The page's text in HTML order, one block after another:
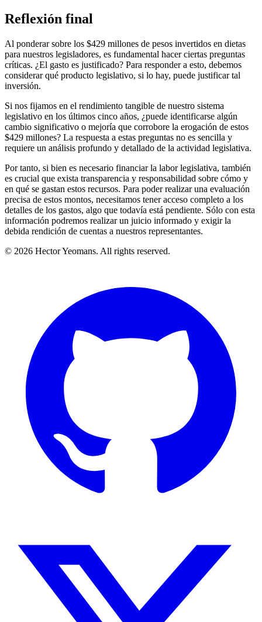
Reflexión final
Al ponderar sobre los $429 millones de pesos invertidos en dietas
para nuestros legisladores, es fundamental hacer ciertas preguntas
críticas. ¿El gasto es justificado? Para responder a esto, debemos
considerar qué producto legislativo, si lo hay, puede justificar tal
inversión.
Si nos fijamos en el rendimiento tangible de nuestro sistema
legislativo en los últimos cinco años, ¿puede identificarse algún
cambio significativo o mejoría que corrobore la erogación de estos
$429 millones? La respuesta a estas preguntas no es sencilla y
requiere un análisis profundo y detallado de la actividad legislativa.
Por tanto, si bien es necesario financiar la labor legislativa, también
es crucial que exista transparencia y responsabilidad sobre cómo y
en qué se gastan estos recursos. Para poder realizar una evaluación
precisa de estos montos, necesitamos tener acceso completo a los
detalles de los gastos, algo que todavía está pendiente. Sólo con esta
información podremos realizar un juicio informado y exigir la
debida rendición de cuentas a nuestros representantes.
© 2026 Hector Yeomans. All rights reserved.